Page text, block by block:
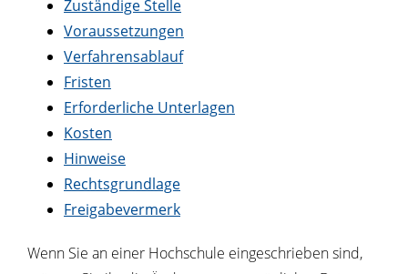
Zuständige Stelle
Voraussetzungen
Verfahrensablauf
Fristen
Erforderliche Unterlagen
Kosten
Hinweise
Rechtsgrundlage
Freigabevermerk
Wenn Sie an einer Hochschule eingeschrieben sind,